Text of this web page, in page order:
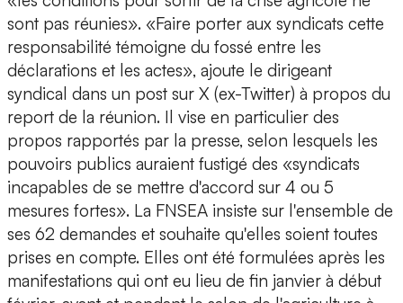
sont pas réunies». «Faire porter aux syndicats cette
responsabilité témoigne du fossé entre les
déclarations et les actes», ajoute le dirigeant
syndical dans un post sur X (ex-Twitter) à propos du
report de la réunion. Il vise en particulier des
propos rapportés par la presse, selon lesquels les
pouvoirs publics auraient fustigé des «syndicats
incapables de se mettre d'accord sur 4 ou 5
mesures fortes». La FNSEA insiste sur l'ensemble de
ses 62 demandes et souhaite qu'elles soient toutes
prises en compte. Elles ont été formulées après les
manifestations qui ont eu lieu de fin janvier à début